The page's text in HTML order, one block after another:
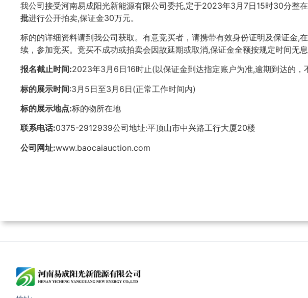
我公司接受河南易成阳光新能源有限公司委托,定于2023年3月7日15时30分整
批进行公开拍卖,保证金30万元。
标的的详细资料请到我公司获取。有意竞买者，请携带有效身份证明及保证金,
续，参加竞买。竞买不成功或拍卖会因故延期或取消,保证金全额按规定时间无息
报名截止时间:2023年3月6日16时止(以保证金到达指定账户为准,逾期到达的，
标的展示时间:3月5日至3月6日(正常工作时间内)
标的展示地点:标的物所在地
联系电话:0375-2912939公司地址:平顶山市中兴路工行大厦20楼
公司网址:www.baocaiauction.com